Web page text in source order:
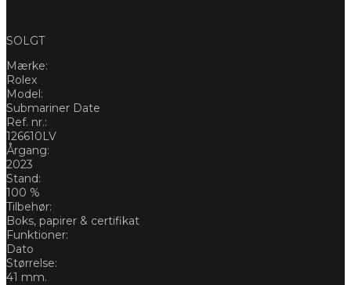
SOLGT
Mærke:
Rolex
Model:
Submariner Date
Ref. nr.:
126610LV
Årgang:
2023
Stand:
100 %
Tilbehør:
Boks, papirer & certifikat
Funktioner:
Dato
Størrelse:
41 mm.